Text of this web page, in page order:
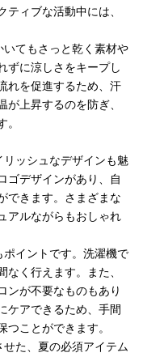
ィブな活動中には、
てもさっと乾く素材や
ずに涼しさをキープし
れを促進するため、汗
上昇するのを防ぎ、
ッシュなデザインも魅
ゴデザインがあり、自
できます。さまざまな
アルながらもおしゃれ
イントです。洗濯機で
く行えます。また、
ンが不要なものもあり
ケアできるため、手間
ことができます。
た、夏の必須アイテム